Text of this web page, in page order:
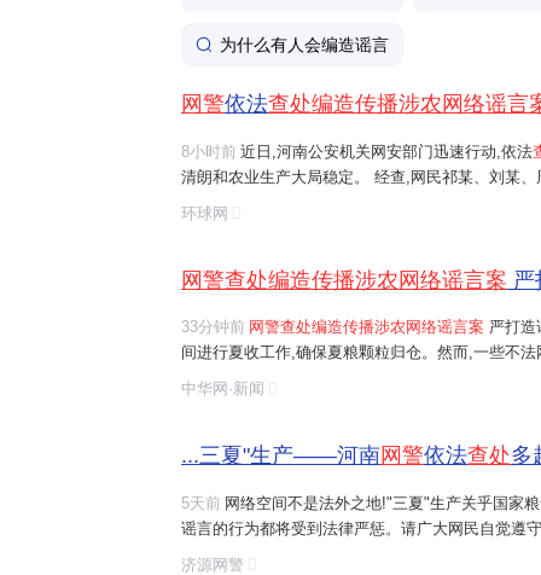
为什么有人会编造谣言
网警依法查处编造传播涉农网络谣言
8小时前 近日,河南公安机关网安部门迅速行动,依法
清朗和农业生产大局稳定。 经查,网民祁某、刘某
等多人发布涉安阳、商丘、周口、济源等地"毁粮
网络谣言信息,引发大范围
环球网
网警查处编造传播涉农网络谣言案 严
33分钟前 网警查处编造传播涉农网络谣言案 严打
间进行夏收工作,确保夏粮颗粒归仓。然而,一些不
造、摆拍并发布涉及农业的虚假信息,这些行为误
中华网·新闻
...三夏"生产——河南网警依法查处多
5天前 网络空间不是法外之地!"三夏"生产关乎国家
谣言的行为都将受到法律严惩。请广大网民自觉遵
涉农网络谣言
济源网警